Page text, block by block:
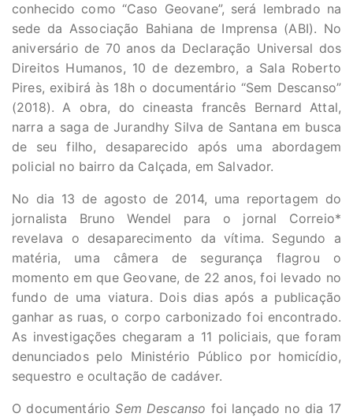
conhecido como “Caso Geovane”, será lembrado na
sede da Associação Bahiana de Imprensa (ABI). No
aniversário de 70 anos da Declaração Universal dos
Direitos Humanos, 10 de dezembro, a Sala Roberto
Pires, exibirá às 18h o documentário “Sem Descanso”
(2018). A obra, do cineasta francês Bernard Attal,
narra a saga de Jurandhy Silva de Santana em busca
de seu filho, desaparecido após uma abordagem
policial no bairro da Calçada, em Salvador.
No dia 13 de agosto de 2014, uma reportagem do
jornalista Bruno Wendel para o jornal Correio*
revelava o desaparecimento da vítima. Segundo a
matéria, uma câmera de segurança flagrou o
momento em que Geovane, de 22 anos, foi levado no
fundo de uma viatura. Dois dias após a publicação
ganhar as ruas, o corpo carbonizado foi encontrado.
As investigações chegaram a 11 policiais, que foram
denunciados pelo Ministério Público por homicídio,
sequestro e ocultação de cadáver.
O documentárioSem Descanso foi lançado no dia 17